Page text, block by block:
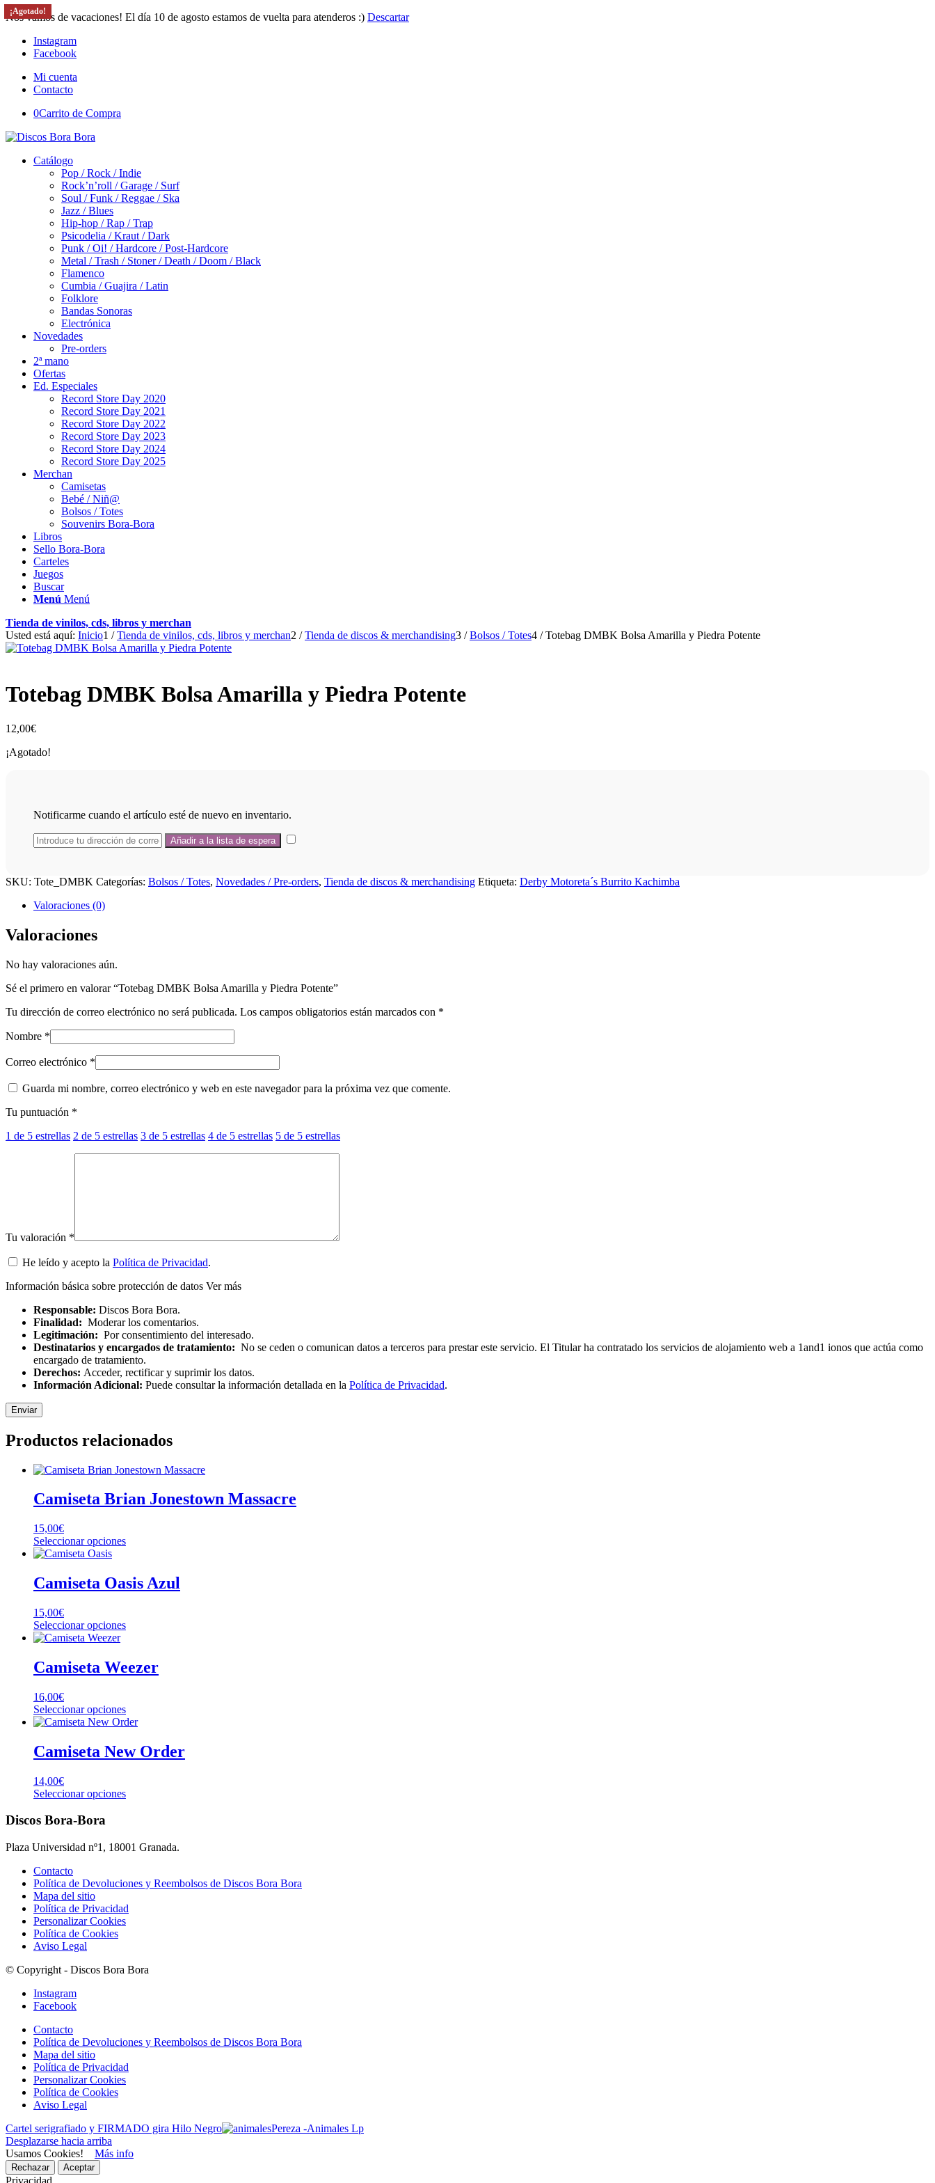
Nos vamos de vacaciones! El día 10 de agosto estamos de vuelta para atenderos :) Descartar
Instagram
Facebook
Mi cuenta
Contacto
0Carrito de Compra
Catálogo
Pop / Rock / Indie
Rock’n’roll / Garage / Surf
Soul / Funk / Reggae / Ska
Jazz / Blues
Hip-hop / Rap / Trap
Psicodelia / Kraut / Dark
Punk / Oi! / Hardcore / Post-Hardcore
Metal / Trash / Stoner / Death / Doom / Black
Flamenco
Cumbia / Guajira / Latin
Folklore
Bandas Sonoras
Electrónica
Novedades
Pre-orders
2ª mano
Ofertas
Ed. Especiales
Record Store Day 2020
Record Store Day 2021
Record Store Day 2022
Record Store Day 2023
Record Store Day 2024
Record Store Day 2025
Merchan
Camisetas
Bebé / Niñ@
Bolsos / Totes
Souvenirs Bora-Bora
Libros
Sello Bora-Bora
Carteles
Juegos
Buscar
Menú Menú
Tienda de vinilos, cds, libros y merchan
Usted está aquí: Inicio1 / Tienda de vinilos, cds, libros y merchan2 / Tienda de discos & merchandising3 / Bolsos / Totes4 / Totebag DMBK Bolsa Amarilla y Piedra Potente
¡Agotado!
Totebag DMBK Bolsa Amarilla y Piedra Potente
12,00€
¡Agotado!
Notificarme cuando el artículo esté de nuevo en inventario.
SKU: Tote_DMBK Categorías: Bolsos / Totes, Novedades / Pre-orders, Tienda de discos & merchandising Etiqueta: Derby Motoreta´s Burrito Kachimba
Valoraciones (0)
Valoraciones
No hay valoraciones aún.
Sé el primero en valorar “Totebag DMBK Bolsa Amarilla y Piedra Potente”
Tu dirección de correo electrónico no será publicada. Los campos obligatorios están marcados con *
Nombre *
Correo electrónico *
Guarda mi nombre, correo electrónico y web en este navegador para la próxima vez que comente.
Tu puntuación *
1 de 5 estrellas 2 de 5 estrellas 3 de 5 estrellas 4 de 5 estrellas 5 de 5 estrellas
Tu valoración *
He leído y acepto la Política de Privacidad.
Información básica sobre protección de datos Ver más
Responsable: Discos Bora Bora.
Finalidad: Moderar los comentarios.
Legitimación: Por consentimiento del interesado.
Destinatarios y encargados de tratamiento: No se ceden o comunican datos a terceros para prestar este servicio. El Titular ha contratado los servicios de alojamiento web a 1and1 ionos que actúa como
encargado de tratamiento.
Derechos: Acceder, rectificar y suprimir los datos.
Información Adicional: Puede consultar la información detallada en la Política de Privacidad.
Productos relacionados
Camiseta Brian Jonestown Massacre
15,00€
Seleccionar opcionesEste
múltiples
variantes.
se
en
la
producto
Camiseta Oasis Azul
15,00€
Seleccionar opcionesEste
variantes.
se
pueden
en
la
producto
¡Agotado!
Camiseta Weezer
16,00€
Seleccionar opcionesEste
producto
múltiples
variantes.
se
la
producto
Camiseta New Order
14,00€
Seleccionar opcionesEste
variantes.
se
pueden
elegir
en
producto
Discos Bora-Bora
Plaza Universidad nº1, 18001 Granada.
Contacto
Política de Devoluciones y Reembolsos de Discos Bora Bora
Mapa del sitio
Política de Privacidad
Personalizar Cookies
Política de Cookies
Aviso Legal
© Copyright - Discos Bora Bora
Instagram
Facebook
Contacto
Política de Devoluciones y Reembolsos de Discos Bora Bora
Mapa del sitio
Política de Privacidad
Personalizar Cookies
Política de Cookies
Aviso Legal
Cartel serigrafiado y FIRMADO gira Hilo Negro
Pereza -Animales Lp
Desplazarse hacia arriba
Usamos Cookies! Más info
Rechazar Aceptar